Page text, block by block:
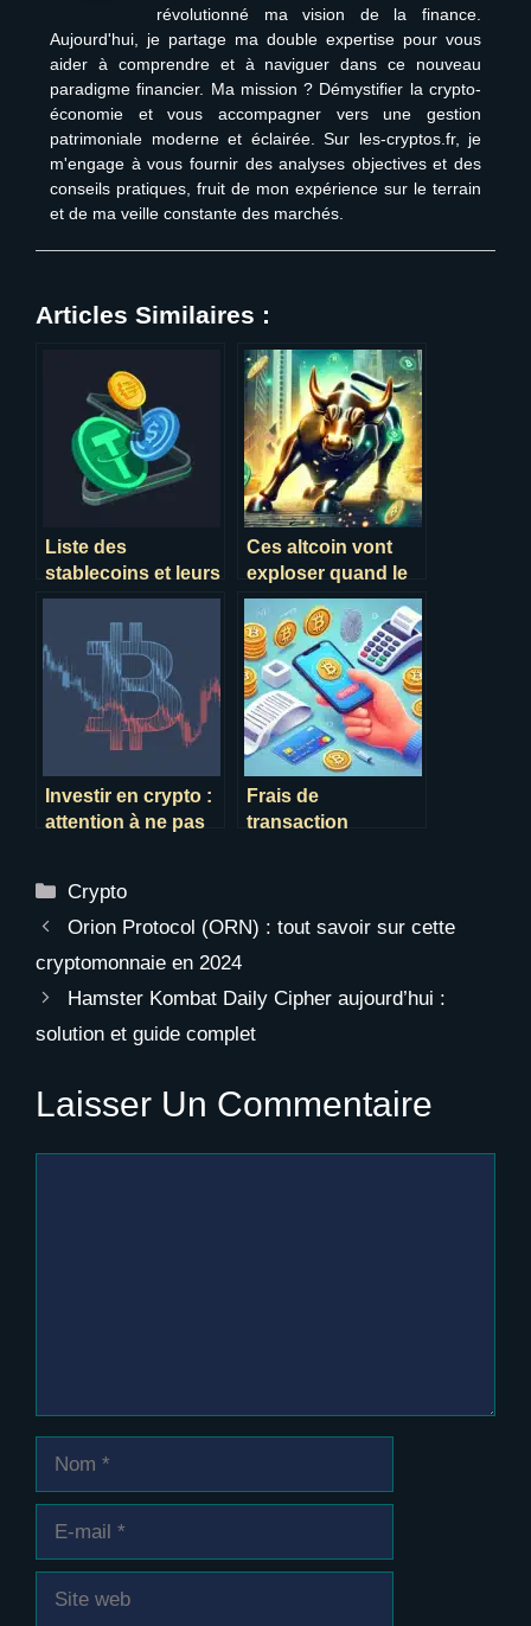
révolutionné ma vision de la finance.
Aujourd'hui, je partage ma double expertise pour vous
aider à comprendre et à naviguer dans ce nouveau
paradigme financier. Ma mission ? Démystifier la crypto-
économie et vous accompagner vers une gestion
patrimoniale moderne et éclairée. Sur les-cryptos.fr, je
m'engage à vous fournir des analyses objectives et des
conseils pratiques, fruit de mon expérience sur le terrain
et de ma veille constante des marchés.
Articles Similaires :
Liste des
stablecoins et leurs
différences en 2024
Ces altcoin vont
exploser quand le
bitcoin repartira à la
hausse
Investir en crypto :
attention à ne pas
Frais de
transaction
Catégories
Crypto
Orion Protocol (ORN) : tout savoir sur cette
cryptomonnaie en 2024
Hamster Kombat Daily Cipher aujourd’hui :
solution et guide complet
Laisser Un Commentaire